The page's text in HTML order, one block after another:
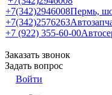
+7(342)2946008Пермь,
+7(342)2576263
+7 (922) 355-60-00
Заказать звонок
Задать вопрос
Войти